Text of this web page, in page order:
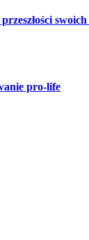
pro-life